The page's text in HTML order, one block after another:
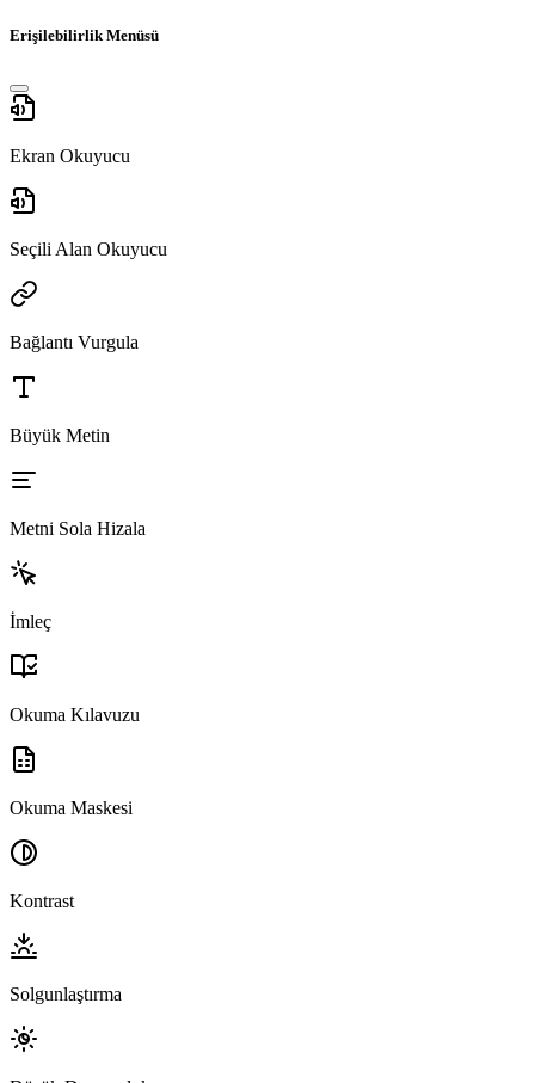
Erişilebilirlik Menüsü
Ekran Okuyucu
Seçili Alan Okuyucu
Bağlantı Vurgula
Büyük Metin
Metni Sola Hizala
İmleç
Okuma Kılavuzu
Okuma Maskesi
Kontrast
Solgunlaştırma